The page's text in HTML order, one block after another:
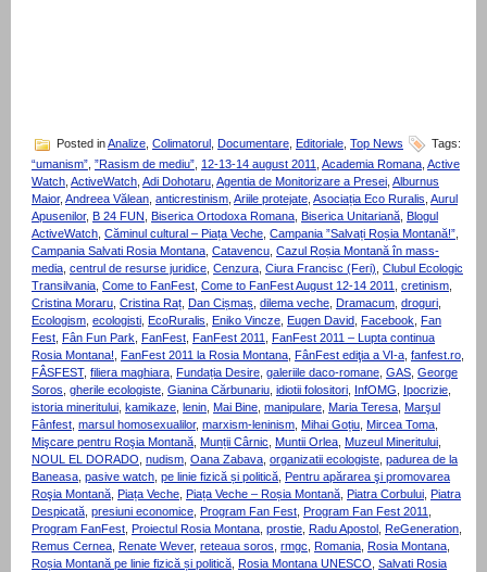
Posted inAnalize Colimatorul Documentare Editoriale Top News
Tags:
“umanism”, ”Rasism de mediu”, 12-13-14 august 2011, Academia Romana, Active
Watch, ActiveWatch, Adi Dohotaru, Agentia de Monitorizare a Presei, Alburnus
Maior, Andreea Vălean, anticrestinism, Ariile protejate, Asociația Eco Ruralis, Aurul
Apusenilor, B 24 FUN, Biserica Ortodoxa Romana, Biserica Unitariană, Blogul
ActiveWatch, Căminul cultural – Piața Veche, Campania ”Salvați Roșia Montană!”,
Campania Salvati Rosia Montana, Catavencu, Cazul Roșia Montană în mass-
media, centrul de resurse juridice, Cenzura, Ciura Francisc (Feri), Clubul Ecologic
Transilvania, Come to FanFest, Come to FanFest August 12-14 2011, cretinism,
Cristina Moraru, Cristina Raț, Dan Cișmaș, dilema veche, Dramacum, droguri,
Ecologism, ecologisti, EcoRuralis, Eniko Vincze, Eugen David, Facebook, Fan
Fest, Fân Fun Park, FanFest, FanFest 2011, FanFest 2011 – Lupta continua
Rosia Montana!, FanFest 2011 la Rosia Montana, FânFest ediţia a VI-a, fanfest.ro,
FÂSFEST, filiera maghiara, Fundația Desire, galeriile daco-romane, GAS, George
Soros, gherile ecologiste, Gianina Cărbunariu, idiotii folositori, InfOMG, Ipocrizie,
istoria mineritului, kamikaze, lenin, Mai Bine, manipulare, Maria Teresa, Marşul
Fânfest, marsul homosexualilor, marxism-leninism, Mihai Goțiu, Mircea Toma,
Mişcare pentru Roşia Montană, Munții Cârnic, Muntii Orlea, Muzeul Mineritului,
NOUL EL DORADO, nudism, Oana Zabava, organizatii ecologiste, padurea de la
Baneasa, pasive watch, pe linie fizică și politică, Pentru apărarea şi promovarea
Roşia Montană, Piața Veche, Piața Veche – Roșia Montană, Piatra Corbului, Piatra
Despicată, presiuni economice, Program Fan Fest, Program Fan Fest 2011,
Program FanFest, Proiectul Rosia Montana, prostie, Radu Apostol , ReGeneration,
Remus Cernea, Renate Wever, reteaua soros, rmgc, Romania, Rosia Montana,
Roșia Montană pe linie fizică și politică, Rosia Montana UNESCO, Salvati Rosia